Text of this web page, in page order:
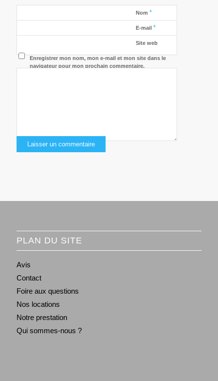
Nom *
E-mail *
Site web
Enregistrer mon nom, mon e-mail et mon site dans le
navigateur pour mon prochain commentaire.
PLAN DU SITE
Avis
Contact
Foire aux questions
Nos locations
Notre prestation
Qui sommes-nous ?